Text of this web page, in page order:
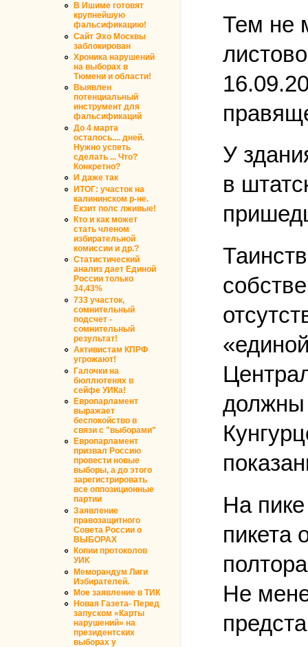
В Ишиме готовят
крупнейшую
фальсификацию!
Сайт Эхо Москвы
заблокирован
Хроника нарушений
на выборах в
Тюмени и области!
Выявлен
потенциальный
инструмент для
фальсификаций
До 4 марта
осталось.... дней.
Нужно успеть
сделать ... Что?
Конкретно?
И даже так
ИТОГ: участок на
калининском р-не.
Екзит полс лживые!
Кто и как может
стать членом
избирательной
комиссии и др.?
Статистический
анализ дает Единой
России только
34,43%
733 участок,
сомнительный
подсчет -
сомнительный
результат!
Активистам КПРФ
угрожают!
Галочки на
бюллютенях в
сейфе УИКа!
Европарламент
выражает
беспокойство в
связи с "выборами"
Европарламент
призвал Россию
провести новые
выборы, а до этого
зарегистрировать
все оппозиционные
партии
Заявление
правозащитного
Совета России о
ВЫБОРАХ
Копии протоколов
УИК
Меморандум Лиги
Избирателей.
Мое заявление в ТИК
Новая Газета- Перед
запуском «Карты
нарушений» на
президентских
выборах у
Тем не
У
в
должны
На
пикета
Не